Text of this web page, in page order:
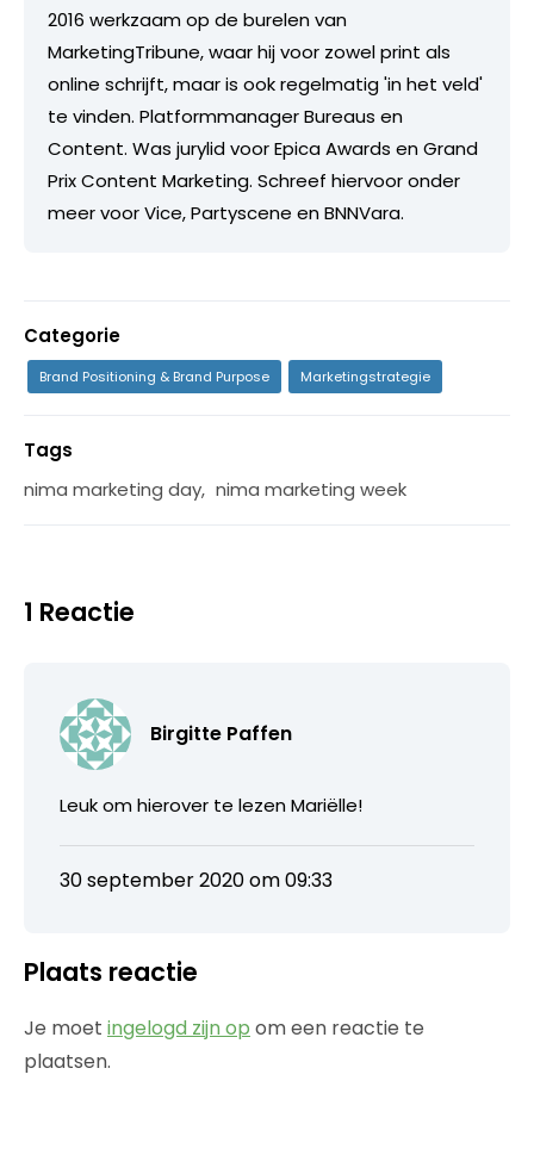
2016 werkzaam op de burelen van
MarketingTribune, waar hij voor zowel print als
online schrijft, maar is ook regelmatig 'in het veld'
te vinden. Platformmanager Bureaus en
Content. Was jurylid voor Epica Awards en Grand
Prix Content Marketing. Schreef hiervoor onder
meer voor Vice, Partyscene en BNNVara.
Categorie
Brand Positioning & Brand Purpose Marketingstrategie
Tags
nima marketing day, nima marketing week
1 Reactie
Birgitte Paffen
Leuk om hierover te lezen Mariëlle!
30 september 2020 om 09:33
Plaats reactie
Je moet ingelogd zijn op om een reactie te
plaatsen.